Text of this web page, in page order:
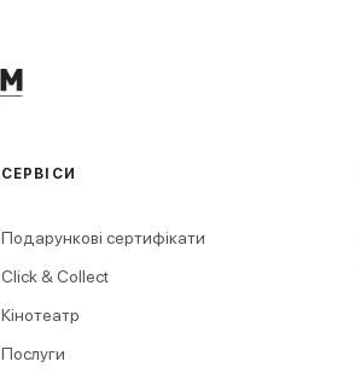
СЕРВІСИ
Подарункові сертифікати
Click & Collect
Кінотеатр
Послуги